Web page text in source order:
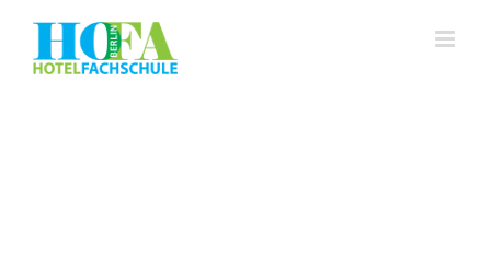
springen